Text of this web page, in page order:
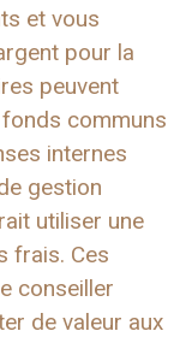
et vous
pour la
peuvent
communs
internes
gestion
utiliser une
frais. Ces
conseiller
de valeur aux